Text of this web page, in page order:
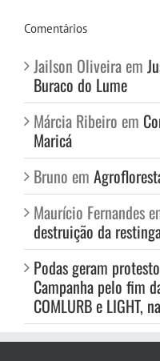
Comentários
Jailson Oliveira em
Buraco do Lume
Márcia Ribeiro em
Maricá
Bruno em
Maurício Fernandes
destruição da
Podas geram
Campanha pelo fim
COMLURB e LIGHT,